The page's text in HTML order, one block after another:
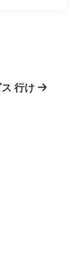
行け